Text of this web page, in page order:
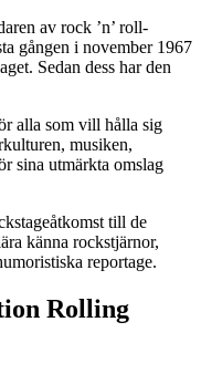
av rock ’n’ roll-
gången i november 1967
Sedan dess har den
alla som vill hålla sig
musiken,
sina utmärkta omslag
till de
känna rockstjärnor,
reportage.
Rolling